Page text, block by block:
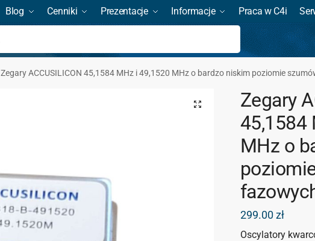
Blog Cenniki Prezentacje Informacje Praca w C4i
Szukaj
Zegary ACCUSILICON 45,1584 MHz i 49,1520 MHz o bardzo niskim poziomie
Zegary
45,1584
MHz o
299.00zł
Oscylatory